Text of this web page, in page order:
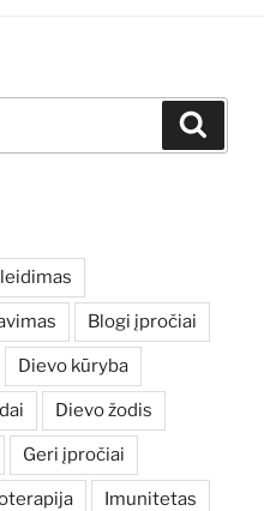
Blogi įpročiai
Dievo kūryba
Dievo žodis
Geri įpročiai
Imunitetas